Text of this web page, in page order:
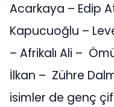
Acarkaya – Edip
Kapucuoğlu –
– Afrikalı Ali –
İlkan – Zühre
isimler de genç